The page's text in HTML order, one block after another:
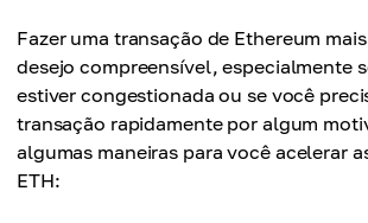
Fazer uma transação de Ethereum
desejo compreensível, especialmente
estiver congestionada ou se você
transação rapidamente por algum
algumas maneiras para você acelerar
ETH: